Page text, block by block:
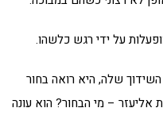
על ידי רגש כלשהו.
שלה, היא רואה בחור
– מי הבחור? הוא עונה